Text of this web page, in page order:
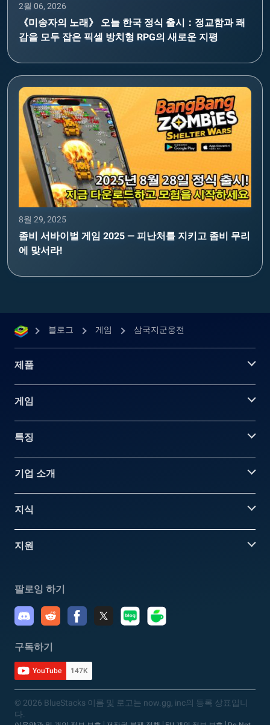
2월 06, 2026
《미송자의 노래》 오늘 한국 정식 출시：정교함과 쾌
감을 모두 잡은 픽셀 방치형 RPG의 새로운 지평
8월 29, 2025
좀비 서바이벌 게임 2025 — 피난처를 지키고 좀비 무리
에 맞서라!
블로그 게임 삼국지군웅전
제품
게임
특징
기업 소개
지식
지원
팔로잉 하기
구독하기
YouTube 147K
© 2026 BlueStacks 이름 및 로고는 now.gg, inc의 등록 상표입니
다.